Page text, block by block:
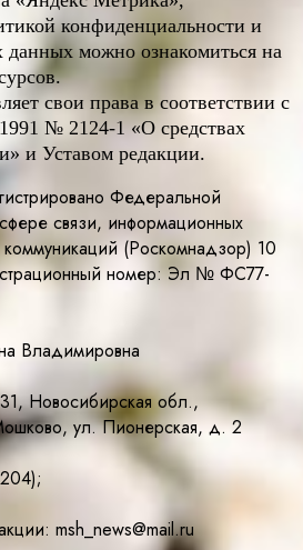
конфиденциальности и
данных можно ознакомиться на
свои права в соответствии с
№ 2124-1 «О средствах
и Уставом редакции.
Федеральной
связи, информационных
(Роскомнадзор) 10
номер: Эл № ФС77-
Владимировна
Новосибирская обл.,
ул. Пионерская, д. 2
msh_news@mail.ru